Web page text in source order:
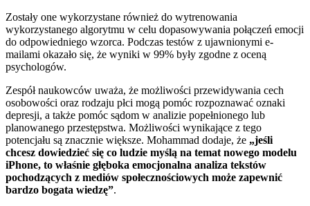
Zostały one wykorzystane również do wytrenowania
wykorzystanego algorytmu w celu dopasowywania połączeń emocji
do odpowiedniego wzorca. Podczas testów z ujawnionymi e-
mailami okazało się, że wyniki w 99% były zgodne z oceną
psychologów.
Zespół naukowców uważa, że możliwości przewidywania cech
osobowości oraz rodzaju płci mogą pomóc rozpoznawać oznaki
depresji, a także pomóc sądom w analizie popełnionego lub
planowanego przestępstwa. Możliwości wynikające z tego
potencjału są znacznie większe. Mohammad dodaje, że „jeśli
chcesz dowiedzieć się co ludzie myślą na temat nowego modelu
iPhone, to właśnie głęboka emocjonalna analiza tekstów
pochodzących z mediów społecznościowych może zapewnić
bardzo bogata wiedzę”.